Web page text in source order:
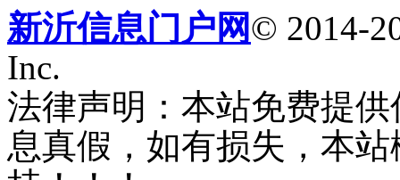
新沂信息门户网© 2014-
Inc.
法律声明：本站免费提
息真假，如有损失，本